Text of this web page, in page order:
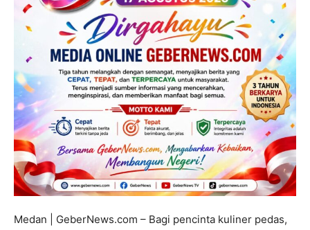
Medan | GeberNews.com – Bagi pencinta kuliner pedas,